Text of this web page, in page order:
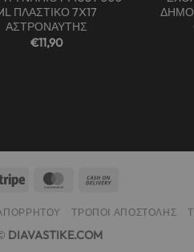
ΠΛΑΣΤΙΚΟ 7X17
ΑΣΤΡΟΝΑΥΤΗΣ
€11,90
ΤΡΌΠΟΙ ΑΠΟΣΤΟΛΉΣ
DIAVASTIKE.COM